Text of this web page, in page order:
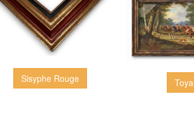
Sisyphe Rouge Toya